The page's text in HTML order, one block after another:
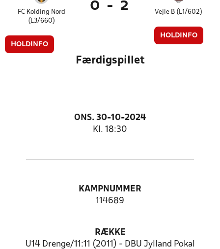
FC Kolding Nord
(L3/660)
HOLDINFO
0 - 2 Vejle B (L1/602)
HOLDINFO
Færdigspillet
ONS. 30-10-2024
Kl. 18:30
KAMPNUMMER
114689
RÆKKE
U14 Drenge/11:11 (2011) - DBU Jylland Pokal